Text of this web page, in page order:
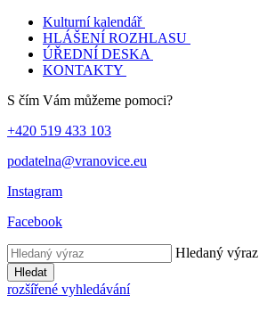
Kulturní kalendář
HLÁŠENÍ ROZHLASU
ÚŘEDNÍ DESKA
KONTAKTY
S čím Vám můžeme pomoci?
+420 519 433 103
podatelna@vranovice.eu
Instagram
Facebook
Hledaný výraz
Hledat
rozšířené vyhledávání